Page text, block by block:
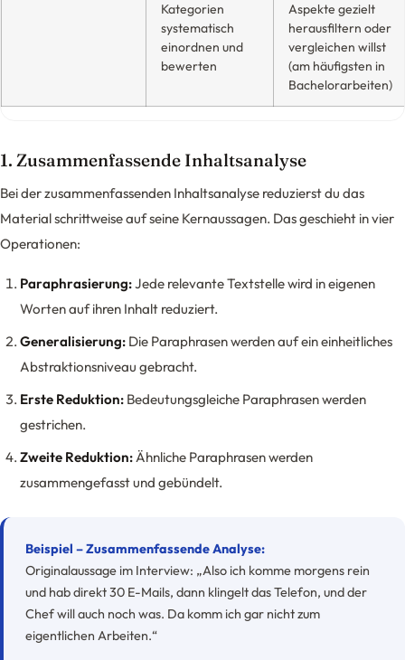
Kategorien
systematisch
einordnen und
bewerten
Aspekte gezielt
herausfiltern oder
vergleichen willst
(am häufigsten in
Bachelorarbeiten)
1. Zusammenfassende Inhaltsanalyse
Bei der zusammenfassenden Inhaltsanalyse reduzierst du das
Material schrittweise auf seine Kernaussagen. Das geschieht in vier
Operationen:
Paraphrasierung:Jede relevante Textstelle wird in eigenen
Worten auf ihren Inhalt reduziert.
Generalisierung: Die Paraphrasen werden auf ein einheitliches
Abstraktionsniveau gebracht.
Erste Reduktion: Bedeutungsgleiche Paraphrasen werden
gestrichen.
Zweite Reduktion:Ähnliche Paraphrasen werden
zusammengefasst und gebündelt.
Beispiel – Zusammenfassende Analyse:
Originalaussage im Interview: „Also ich komme morgens rein
und hab direkt 30 E-Mails, dann klingelt das Telefon, und der
Chef will auch noch was. Da komm ich gar nicht zum
eigentlichen Arbeiten.“